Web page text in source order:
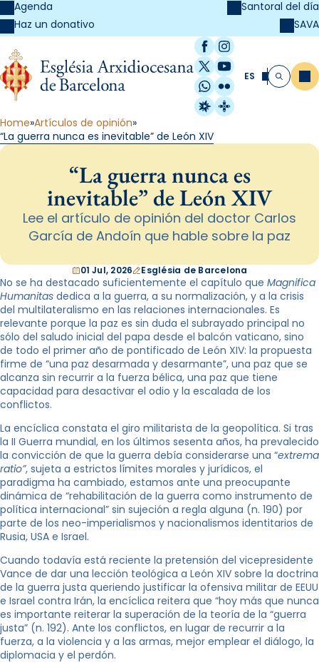
Agenda
Haz un donativo
Santoral del día
SAVA
Facebook
Instagram
X / Twitter
YouTube
WhatsApp
Flickr
Radio Estel
Catalunya
ES Buscar
Home Artículos de opinión
“La guerra nunca es inevitable” de León XIV
“La guerra nunca es
inevitable” de León XIV
Lee el artículo de opinión del doctor Carlos
García de Andoín que hable sobre la paz
01 Jul, 2026 Església de Barcelona
No se ha destacado suficientemente el capítulo que Magnifica
Humanitas dedica a la guerra, a su normalización, y a la crisis
del multilateralismo en las relaciones internacionales. Es
relevante porque la paz es sin duda el subrayado principal no
sólo del saludo inicial del papa desde el balcón vaticano, sino
de todo el primer año de pontificado de León XIV: la propuesta
firme de “una paz desarmada y desarmante”, una paz que se
alcanza sin recurrir a la fuerza bélica, una paz que tiene
capacidad para desactivar el odio y la escalada de los
conflictos.
La encíclica constata el giro militarista de la geopolítica. Si tras
la II Guerra mundial, en los últimos sesenta años, ha prevalecido
la convicción de que la guerra debía considerarse una “extrema
ratio”, sujeta a estrictos límites morales y jurídicos, el
paradigma ha cambiado, estamos ante una preocupante
dinámica de “rehabilitación de la guerra como instrumento de
política internacional” sin sujeción a regla alguna (n. 190) por
parte de los neo-imperialismos y nacionalismos identitarios de
Rusia, USA e Israel.
Cuando todavía está reciente la pretensión del vicepresidente
Vance de dar una lección teológica a León XIV sobre la doctrina
de la guerra justa queriendo justificar la ofensiva militar de EEUU
e Israel contra Irán, la encíclica reitera que “hoy más que nunca
es importante reiterar la superación de la teoría de la “guerra
justa” (n. 192). Ante los conflictos, en lugar de recurrir a la
fuerza, a la violencia y a las armas, mejor emplear el diálogo, la
diplomacia y el perdón.